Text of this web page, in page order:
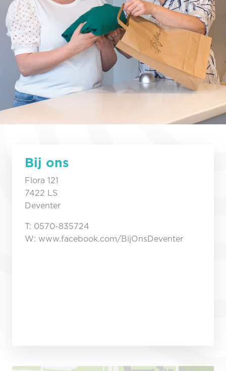
Bij ons
Flora 121
7422 LS
Deventer
T: 0570-835724
W: www.facebook.com/BijOnsDeventer